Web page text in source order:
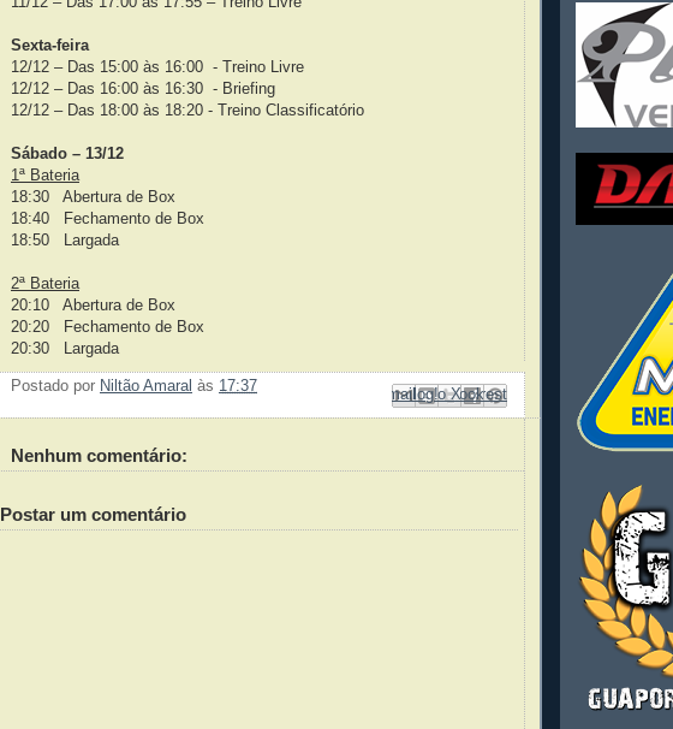
Sexta-feira
12/12 – Das 15:00 às 16:00 - Treino Livre
12/12 – Das 16:00 às 16:30 - Briefing
12/12 – Das 18:00 às 18:20 - Treino Classificatório
Sábado – 13/12
1ª Bateria
18:30 Abertura de Box
18:40 Fechamento de Box
18:50 Largada
2ª Bateria
20:10 Abertura de Box
20:20 Fechamento de Box
20:30 Largada
Postado por Niltão Amaral às 17:37 Enviar por e-mail
Postar no blog!
Compartilhar no X
Compartilhar no Facebook
Compartilhar com o Pinterest
Nenhum comentário:
Postar um comentário